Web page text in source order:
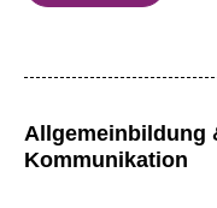
Allgemeinbildung
Kommunikation